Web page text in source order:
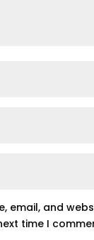
email, and
time I